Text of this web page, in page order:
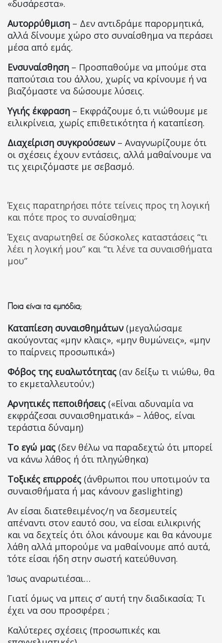
«δυσάρεστα».
Αυτορρύθμιση – Δεν αντιδράμε παρορμητικά,
αλλά δίνουμε χώρο στο συναίσθημα να περάσει
μέσα από εμάς.
Ενσυναίσθηση – Προσπαθούμε να μπούμε στα
παπούτσια του άλλου, χωρίς να κρίνουμε ή να
βιαζόμαστε να δώσουμε λύσεις.
Υγιής έκφραση – Εκφράζουμε ό,τι νιώθουμε με
ειλικρίνεια, χωρίς επιθετικότητα ή καταπίεση.
Διαχείριση συγκρούσεων– Αναγνωρίζουμε ότι
οι σχέσεις έχουν εντάσεις, αλλά μαθαίνουμε να
τις χειριζόμαστε με σεβασμό.
Έχεις παρατηρήσει πότε τείνεις προς τη λογική
και πότε προς το συναίσθημα;
Έχεις αναρωτηθεί σε δύσκολες καταστάσεις “τι
λέει η λογική μου” και “τι λένε τα συναισθήματα
μου”
Ποια είναι τα εμπόδια;
Καταπίεση συναισθημάτων(μεγαλώσαμε
ακούγοντας «μην κλαις», «μην θυμώνεις», «μην
το παίρνεις προσωπικά»)
Φόβος της ευαλωτότητας (αν δείξω τι νιώθω, θα
το εκμεταλλευτούν;)
Αρνητικές πεποιθήσεις («Είναι αδυναμία να
εκφράζεσαι συναισθηματικά» – λάθος, είναι
τεράστια δύναμη)
Το εγώ μας (δεν θέλω να παραδεχτώ ότι μπορεί
να κάνω λάθος ή ότι πληγώθηκα)
Τοξικές επιρροές (άνθρωποι που υποτιμούν τα
συναισθήματα ή μας κάνουν gaslighting)
Αν είσαι διατεθειμένος/η να δεσμευτείς
απέναντι στον εαυτό σου, να είσαι ειλικρινής
και να δεχτείς ότι όλοι κάνουμε και θα κάνουμε
λάθη αλλά μπορούμε να μαθαίνουμε από αυτά,
τότε είσαι ήδη στην σωστή κατεύθυνση.
Ίσως αναρωτιέσαι…
Γιατί όμως να μπεις σ’ αυτή την διαδικασία; Τι
έχει να σου προσφέρει ;
Καλύτερες σχέσεις (προσωπικές και